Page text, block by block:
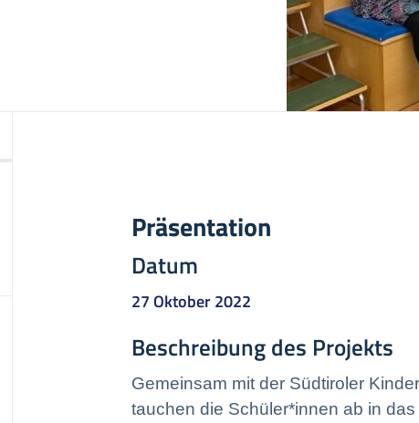
Präsentation
Datum
27 Oktober 2022
Beschreibung des Projekts
Gemeinsam mit der Südtiroler
tauchen die Schüler*innen ab in